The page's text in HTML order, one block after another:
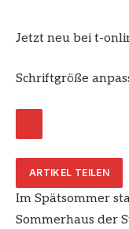
Jetzt neu bei t-
Schriftgröße
ARTIKEL TEILEN
Im Spätsommer
Sommerhaus der